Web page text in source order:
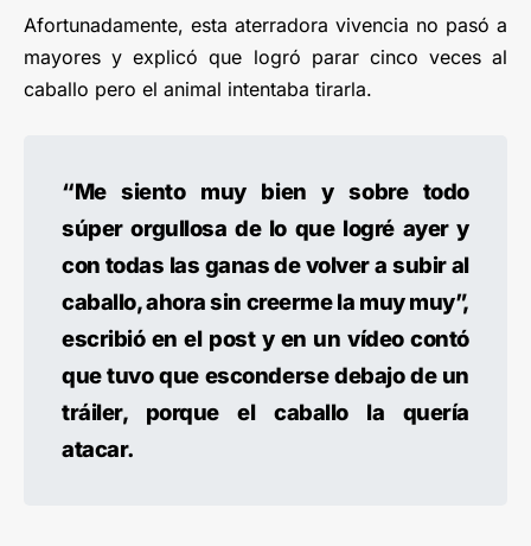
Afortunadamente, esta aterradora vivencia no pasó a
mayores y explicó que logró parar cinco veces al
caballo pero el animal intentaba tirarla.
“Me siento muy bien y sobre todo
súper orgullosa de lo que logré ayer y
con todas las ganas de volver a subir al
caballo, ahora sin creerme la muy muy”,
escribió en el post y en un vídeo contó
que tuvo que esconderse debajo de un
tráiler, porque el caballo la quería
atacar.